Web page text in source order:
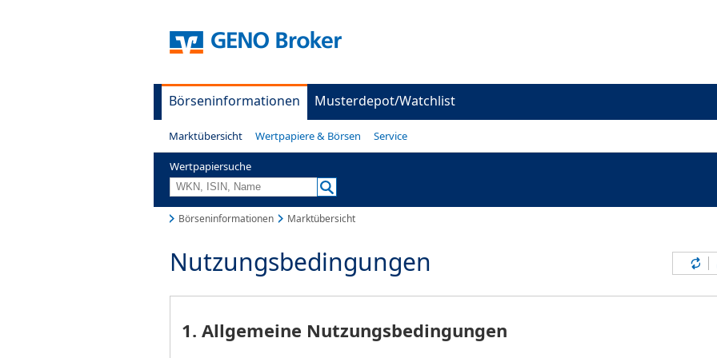
Börseninformationen Musterdepot/Watchlist
Marktübersicht Wertpapiere & Börsen Service
Wertpapiersuche
Börseninformationen Marktübersicht
Nutzungsbedingungen
1. Allgemeine Nutzungsbedingungen